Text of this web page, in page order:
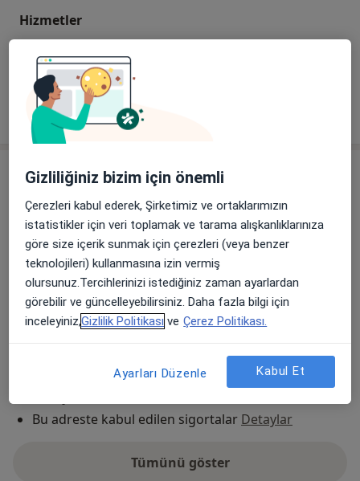
Hizmetler
Bu hekim/uzman, henüz verdiği hizmetlere dair bir
bilgi girişi yapmadı.
Adres
İzmir Başkent Üniversitesi Zübeyde Hanım
Uygulama Ve Araştırma Merkezi
Yalı Mahallesi 6471/5 Sokak No:7, Karşıyaka
Haritayı büyütyeni bir sekmede açılır
Bu adreste kabul edilen sigortalar Detaylar
Tümünü göster
adres hakkında
Gizliliğiniz bizim için önemli
Çerezleri kabul ederek, Şirketimiz ve ortaklarımızın
istatistikler için veri toplamak ve tarama alışkanlıklarınıza
göre size içerik sunmak için çerezleri (veya benzer
teknolojileri) kullanmasına izin vermiş
olursunuz.Tercihlerinizi istediğiniz zaman ayarlardan
görebilir ve güncelleyebilirsiniz. Daha fazla bilgi için
inceleyiniz,Gizlilik Politikası ve Çerez Politikası.
Ayarları Düzenle Kabul Et